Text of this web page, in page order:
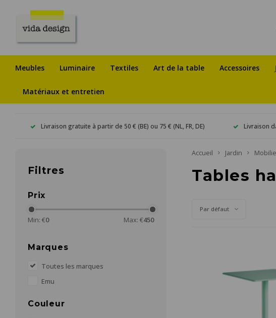
Meubles Luminaire Textiles Art de la table Accessoires
Matériaux et entretien
Livraison gratuite à partir de 50 € (BE) ou 75 € (NL, FR, DE) Livraison
Filtres
Prix
Min: €0 Max: €450
Marques
Toutes les marques
Emu
Couleur
Accueil Jardin
Tables
Par défaut